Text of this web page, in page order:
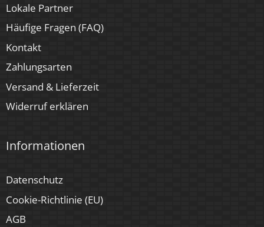
Lokale Partner
Häufige Fragen (FAQ)
Kontakt
Zahlungsarten
Versand & Lieferzeit
Widerruf erklären
Informationen
Datenschutz
Cookie-Richtlinie (EU)
AGB